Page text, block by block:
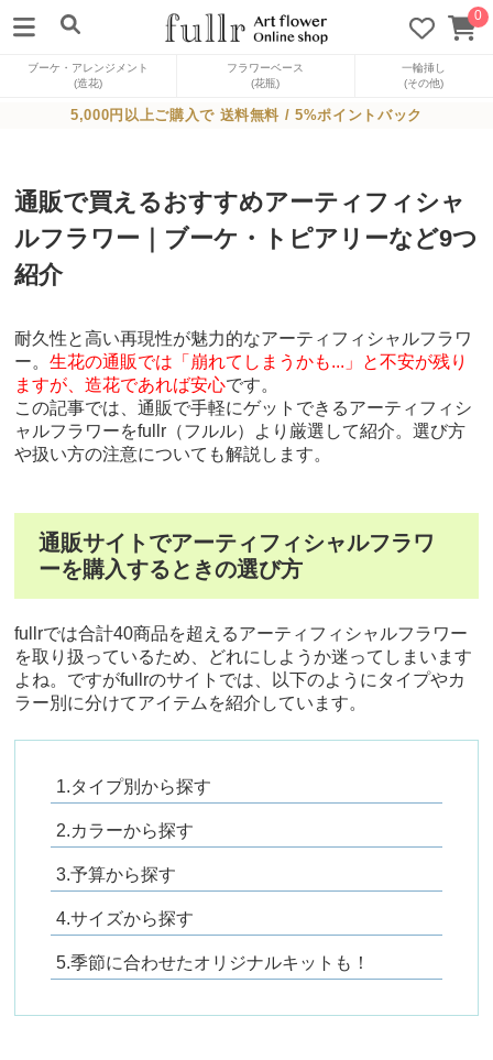
0
ブーケ・アレンジメント
(造花)
フラワーベース
(花瓶)
一輪挿し
(その他)
5,000円以上ご購入で 送料無料 / 5%ポイントバック
通販で買えるおすすめアーティフィシャ
ルフラワー｜ブーケ・トピアリーなど9つ
紹介
耐久性と高い再現性が魅力的なアーティフィシャルフラワ
ー。生花の通販では「崩れてしまうかも...」と不安が残り
ますが、造花であれば安心です。
この記事では、通販で手軽にゲットできるアーティフィシ
ャルフラワーをfullr（フルル）より厳選して紹介。選び方
や扱い方の注意についても解説します。
通販サイトでアーティフィシャルフラワ
ーを購入するときの選び方
fullrでは合計40商品を超えるアーティフィシャルフラワー
を取り扱っているため、どれにしようか迷ってしまいます
よね。ですがfullrのサイトでは、以下のようにタイプやカ
ラー別に分けてアイテムを紹介しています。
1.タイプ別から探す
2.カラーから探す
3.予算から探す
4.サイズから探す
5.季節に合わせたオリジナルキットも！